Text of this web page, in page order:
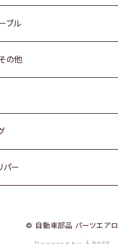
ブル
の他
添加剤
パー
© 自動車部品 パーツエアロ